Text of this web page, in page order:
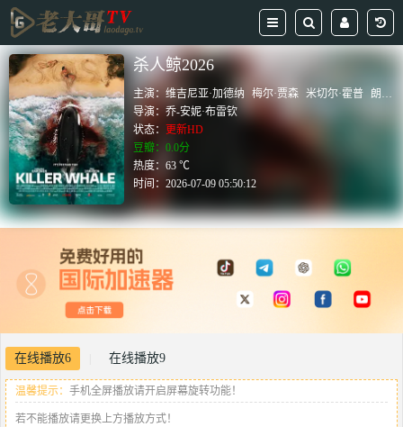
杀人鲸2026
主演：维吉尼亚·加德纳 梅尔·贾森 米切尔·霍普
朗·斯迈克
导演：乔-安妮·布雷钦
状态： 更新HD
豆瓣：0.0分
热度：63 ℃
时间：2026-07-09 05:50:12
在线播放6 在线播放9
温馨提示： 手机全屏播放请开启屏幕旋转功能！
若不能播放请更换上方播放方式！